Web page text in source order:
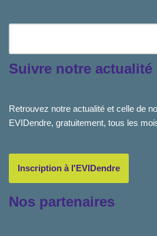
Suivre notre actualité
Retrouvez notre actualité et celle de
EVIDendre, gratuitement, tous les
Inscription à l'EVIDendre
Nos partenaires